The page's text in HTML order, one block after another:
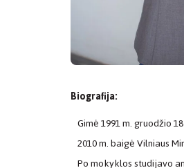
Biografija:
Gimė 1991 m. gruodžio
2010 m. baigė Vilniaus
Po mokyklos studijavo